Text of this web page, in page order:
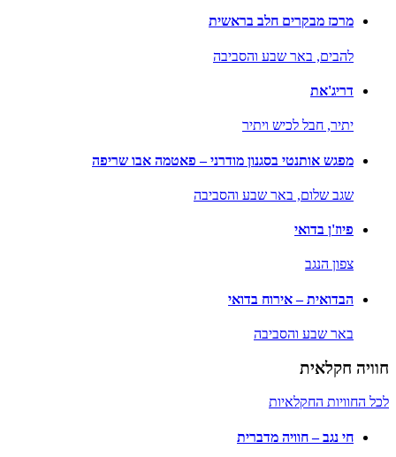
מרכז מבקרים חלב בראשית
להבים, באר שבע והסביבה
דריג'את
יתיר, חבל לכיש ויתיר
מפגש אותנטי בסגנון מודרני – פאטמה אבו שריפה
שגב שלום, באר שבע והסביבה
פיוז'ן בדואי
צפון הנגב
הבדואית – אירוח בדואי
באר שבע והסביבה
חוויה חקלאית
לכל החוויות החקלאיות
חי נגב – חוויה מדברית